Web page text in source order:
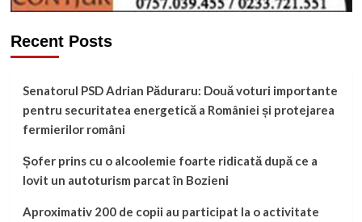
Recent Posts
Senatorul PSD Adrian Păduraru: Două voturi importante
pentru securitatea energetică a României și protejarea
fermierilor români
Șofer prins cu o alcoolemie foarte ridicată după ce a
lovit un autoturism parcat în Bozieni
Aproximativ 200 de copii au participat la o activitate